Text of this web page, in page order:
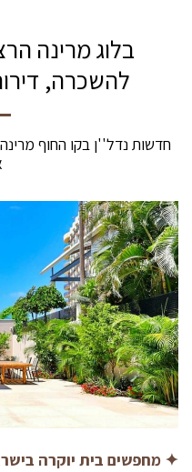
בלוג מרינה
להשכרה,
✦ מחפשים בית יוקרה